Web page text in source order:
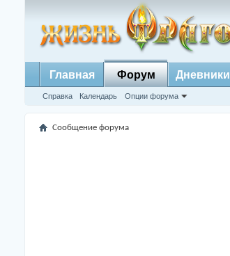
Главная Форум
Справка Календарь Опции форума
Дневники
Сообщение форума